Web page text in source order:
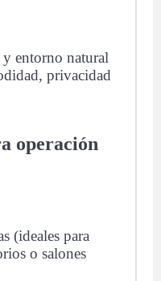
entorno natural
privacidad
operación
(ideales para
o salones